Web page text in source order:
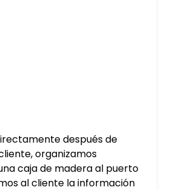
después de
organizamos
caja de madera al puerto
al cliente la información